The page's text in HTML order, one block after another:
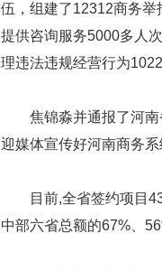
伍，组建了12312商务举
提供咨询服务5000多人
理违法违规经营行为
焦锦淼并通报了河
迎媒体宣传好河南商务系
目前,全省签约项目
中部六省总额的67%、